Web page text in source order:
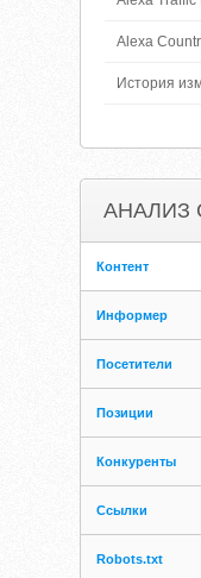
Alexa
История
АНАЛИЗ
Контент
Информер
Посетители
Позиции
Конкуренты
Ссылки
Robots.txt